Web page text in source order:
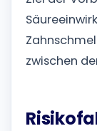
zwischen